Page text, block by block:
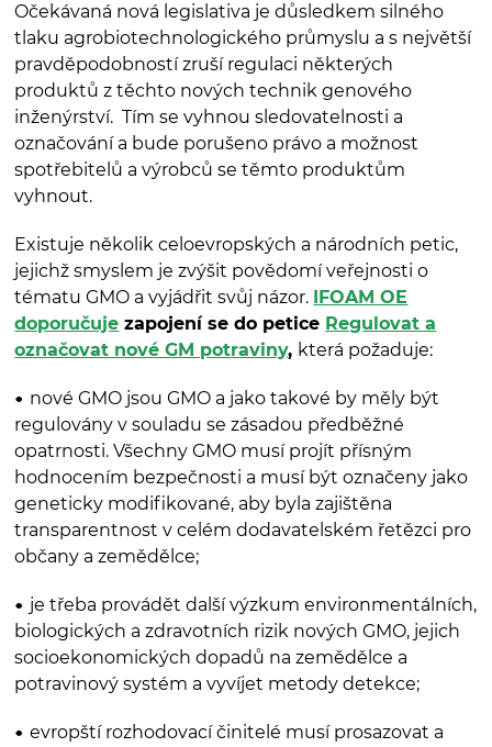
Očekávaná nová legislativa je důsledkem silného
tlaku agrobiotechnologického průmyslu a s největší
pravděpodobností zruší regulaci některých
produktů z těchto nových technik genového
inženýrství. Tím se vyhnou sledovatelnosti a
označování a bude porušeno právo a možnost
spotřebitelů a výrobců se těmto produktům
vyhnout.
Existuje několik celoevropských a národních petic,
jejichž smyslem je zvýšit povědomí veřejnosti o
tématu GMO a vyjádřit svůj názor. IFOAM OE
doporučuje zapojení se do petice Regulovat a
označovat nové GM potraviny, která požaduje:
nové GMO jsou GMO a jako takové by měly být
regulovány v souladu se zásadou předběžné
opatrnosti. Všechny GMO musí projít přísným
hodnocením bezpečnosti a musí být označeny jako
geneticky modifikované, aby byla zajištěna
transparentnost v celém dodavatelském řetězci pro
občany a zemědělce;
je třeba provádět další výzkum environmentálních,
biologických a zdravotních rizik nových GMO, jejich
socioekonomických dopadů na zemědělce a
potravinový systém a vyvíjet metody detekce;
evropští rozhodovací činitelé musí prosazovat a